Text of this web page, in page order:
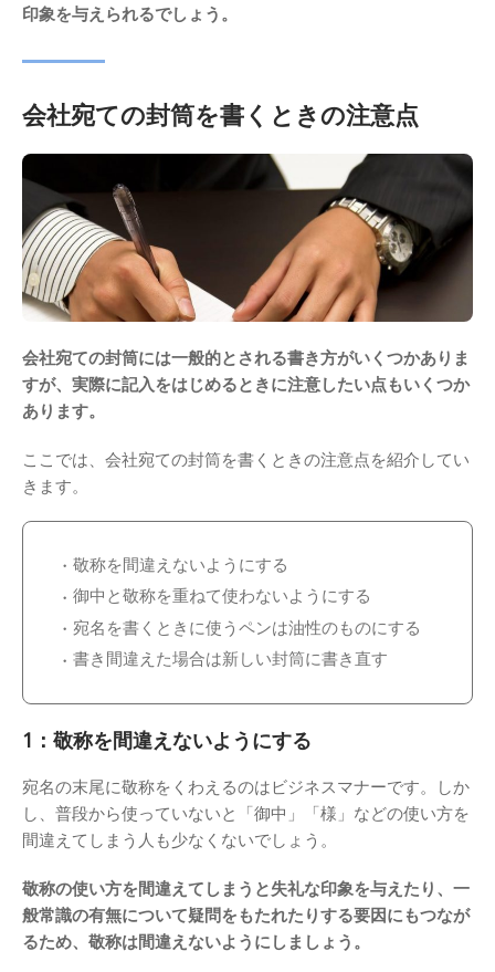
印象を与えられるでしょう。
会社宛ての封筒を書くときの注意点
会社宛ての封筒には一般的とされる書き方がいくつかありま
すが、実際に記入をはじめるときに注意したい点もいくつか
あります。
ここでは、会社宛ての封筒を書くときの注意点を紹介してい
きます。
敬称を間違えないようにする
御中と敬称を重ねて使わないようにする
宛名を書くときに使うペンは油性のものにする
書き間違えた場合は新しい封筒に書き直す
1：敬称を間違えないようにする
宛名の末尾に敬称をくわえるのはビジネスマナーです。しか
し、普段から使っていないと「御中」「様」などの使い方を
間違えてしまう人も少なくないでしょう。
敬称の使い方を間違えてしまうと失礼な印象を与えたり、一
般常識の有無について疑問をもたれたりする要因にもつなが
るため、敬称は間違えないようにしましょう。